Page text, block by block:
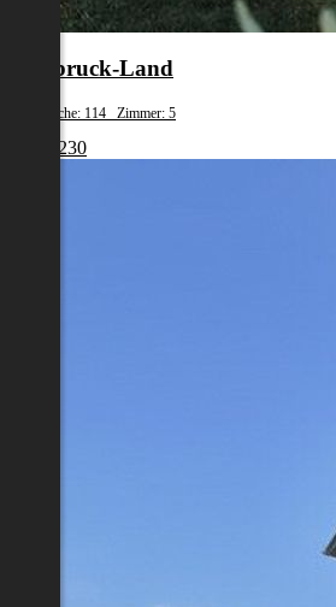
Innsbruck-Land
Wohnfläche: 114 Zimmer: 5
€ 736 230